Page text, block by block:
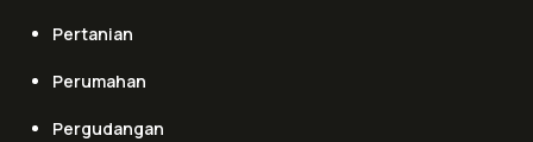
Pertanian
Perumahan
Pergudangan